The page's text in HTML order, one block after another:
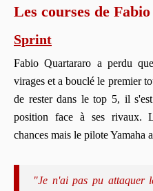
Les courses de
Sprint
Fabio Quartararo a perdu
virages et a bouclé le premier
de rester dans le top 5, il
position face à ses rivaux.
chances mais le pilote Yamaha
"Je n'ai pas pu attaquer